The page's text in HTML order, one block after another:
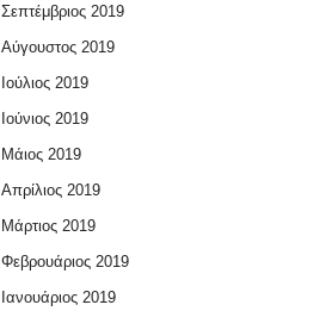
Σεπτέμβριος 2019
Αύγουστος 2019
Ιούλιος 2019
Ιούνιος 2019
Μάιος 2019
Απρίλιος 2019
Μάρτιος 2019
Φεβρουάριος 2019
Ιανουάριος 2019